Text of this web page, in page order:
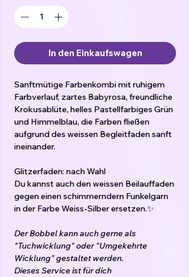
In den Einkaufswagen
Sanftmütige Farbenkombi mit ruhigem
Farbverlauf, zartes Babyrosa, freundliche
Krokusablüte, helles Pastellfarbiges Grün
und Himmelblau, die Farben fließen
aufgrund des weissen Begleitfaden sanft
ineinander.
Glitzerfaden: nach Wahl
Du kannst auch den weissen Beilauffaden
gegen einen schimmerndern Funkelgarn
in der Farbe Weiss-Silber ersetzen.✨
Der Bobbel kann auch gerne als
"Tuchwicklung" oder "Umgekehrte
Wicklung" gestaltet werden.
Dieses Service ist für dich